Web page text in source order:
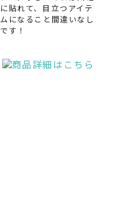
に貼れて、目立つアイテ
ムになること間違いなし
です！